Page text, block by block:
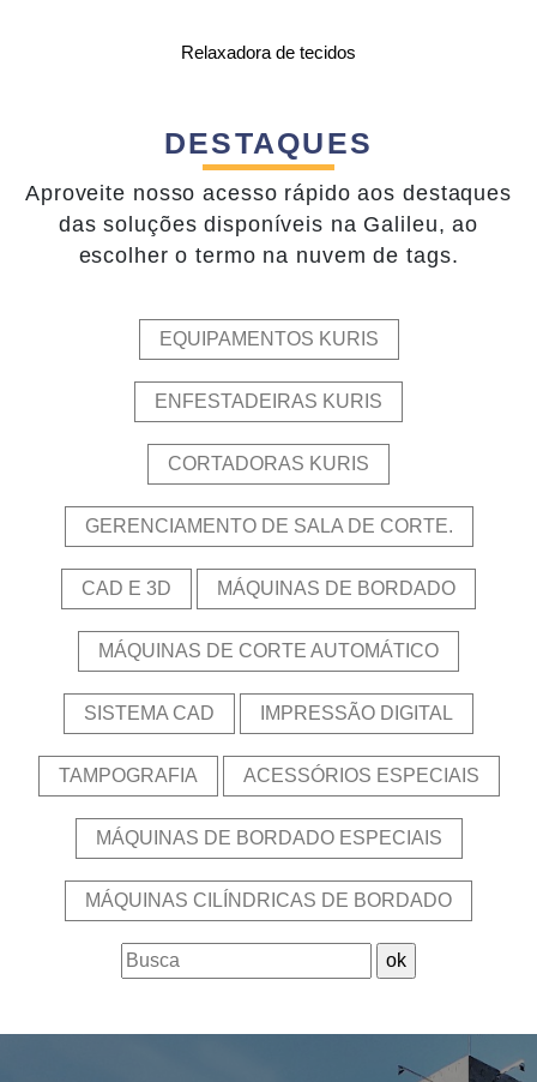
Relaxadora de tecidos
DESTAQUES
Aproveite nosso acesso rápido aos destaques
das soluções disponíveis na Galileu, ao
escolher o termo na nuvem de tags.
EQUIPAMENTOS KURIS
ENFESTADEIRAS KURIS
CORTADORAS KURIS
GERENCIAMENTO DE SALA DE CORTE.
CAD E 3D MÁQUINAS DE BORDADO
MÁQUINAS DE CORTE AUTOMÁTICO
SISTEMA CAD IMPRESSÃO DIGITAL
TAMPOGRAFIA ACESSÓRIOS ESPECIAIS
MÁQUINAS DE BORDADO ESPECIAIS
MÁQUINAS CILÍNDRICAS DE BORDADO